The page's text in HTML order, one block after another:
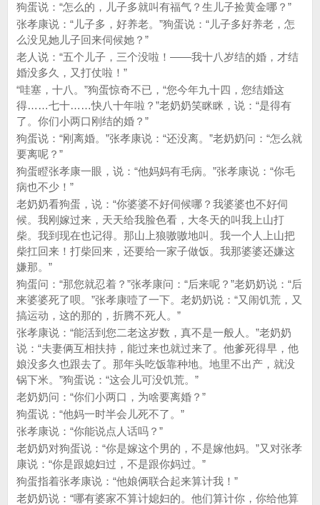
狗蛋说：“怎么的，儿子多就叫有福气？生儿子捡黄金哪？”
张孝康说：“儿子多，好养老。”狗蛋说：“儿子多好养老，怎
么没见她儿子回来伺候她？”
老人说：“五个儿子，三个没啦！——我十八岁结的婚，才结
婚没多久，又打仗啦！”
“哇塞，十八。”狗蛋惊奇不已，“您今年九十四，您结婚这
得……七十……快八十年啦？”老奶奶笑眯眯，说：“是得有
了。你们小两口刚结的婚？”
狗蛋说：“刚离婚。”张孝康说：“还没离。”老奶奶问：“怎么就
要离呢？”
狗蛋瞪张孝康一眼，说：“他妈妈有毛病。”张孝康说：“你毛
病也不少！”
老奶奶看狗蛋，说：“你婆婆不好伺候哪？我婆婆也不好伺
候。我刚嫁过来，天天给我脸色看，大冬天的叫我上山打
柴。我到现在也记得。那山上狼嗷嗷地叫。我一个人上山把
柴扛回来！打柴回来，还要给一家子做饭。我那婆婆还嫌这
嫌那。”
狗蛋问：“那您就忍着？”张孝康问：“后来呢？”老奶奶说：“后
来婆婆死了呗。”张孝康噎了一下。老奶奶说：“又闹饥荒，又
搞运动，这的那的，折腾不死人。”
张孝康说：“能活到您二老这岁数，真不是一般人。”老奶奶
说：“夫妻俩互相扶持，能过来也就过来了。他爹死得早，他
娘没多久也跟去了。那年头吃饭靠种地。地里不出产，就没
锅下米。”狗蛋说：“这会儿可没饥荒。”
老奶奶问：“你们小两口，为啥要离婚？”
狗蛋说：“他妈一时半会儿死不了。”
张孝康说：“你能说点人话吗？”
老奶奶对狗蛋说：“你是嫁这个男的，不是嫁他妈。”又对张孝
康说：“你是跟媳妇过，不是跟你妈过。”
狗蛋指着张孝康说：“他娘俩联合起来算计我！”
老奶奶说：“哪有婆家不算计媳妇的。他们算计你，你给他算